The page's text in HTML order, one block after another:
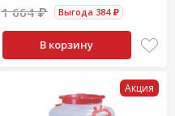
1 664 ₽ Выгода 384 ₽
В корзину
Акция